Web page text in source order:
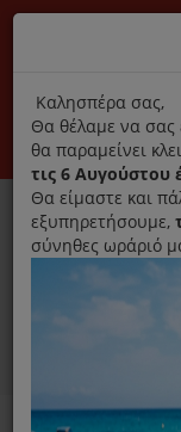
Αποκλειστικά
title
Καλησπέρα σας,
Θα θέλαμε να σας
θα παραμείνει
τις 6 Αυγούστου
Θα είμαστε και
εξυπηρετήσουμε,
σύνηθες ωράριό